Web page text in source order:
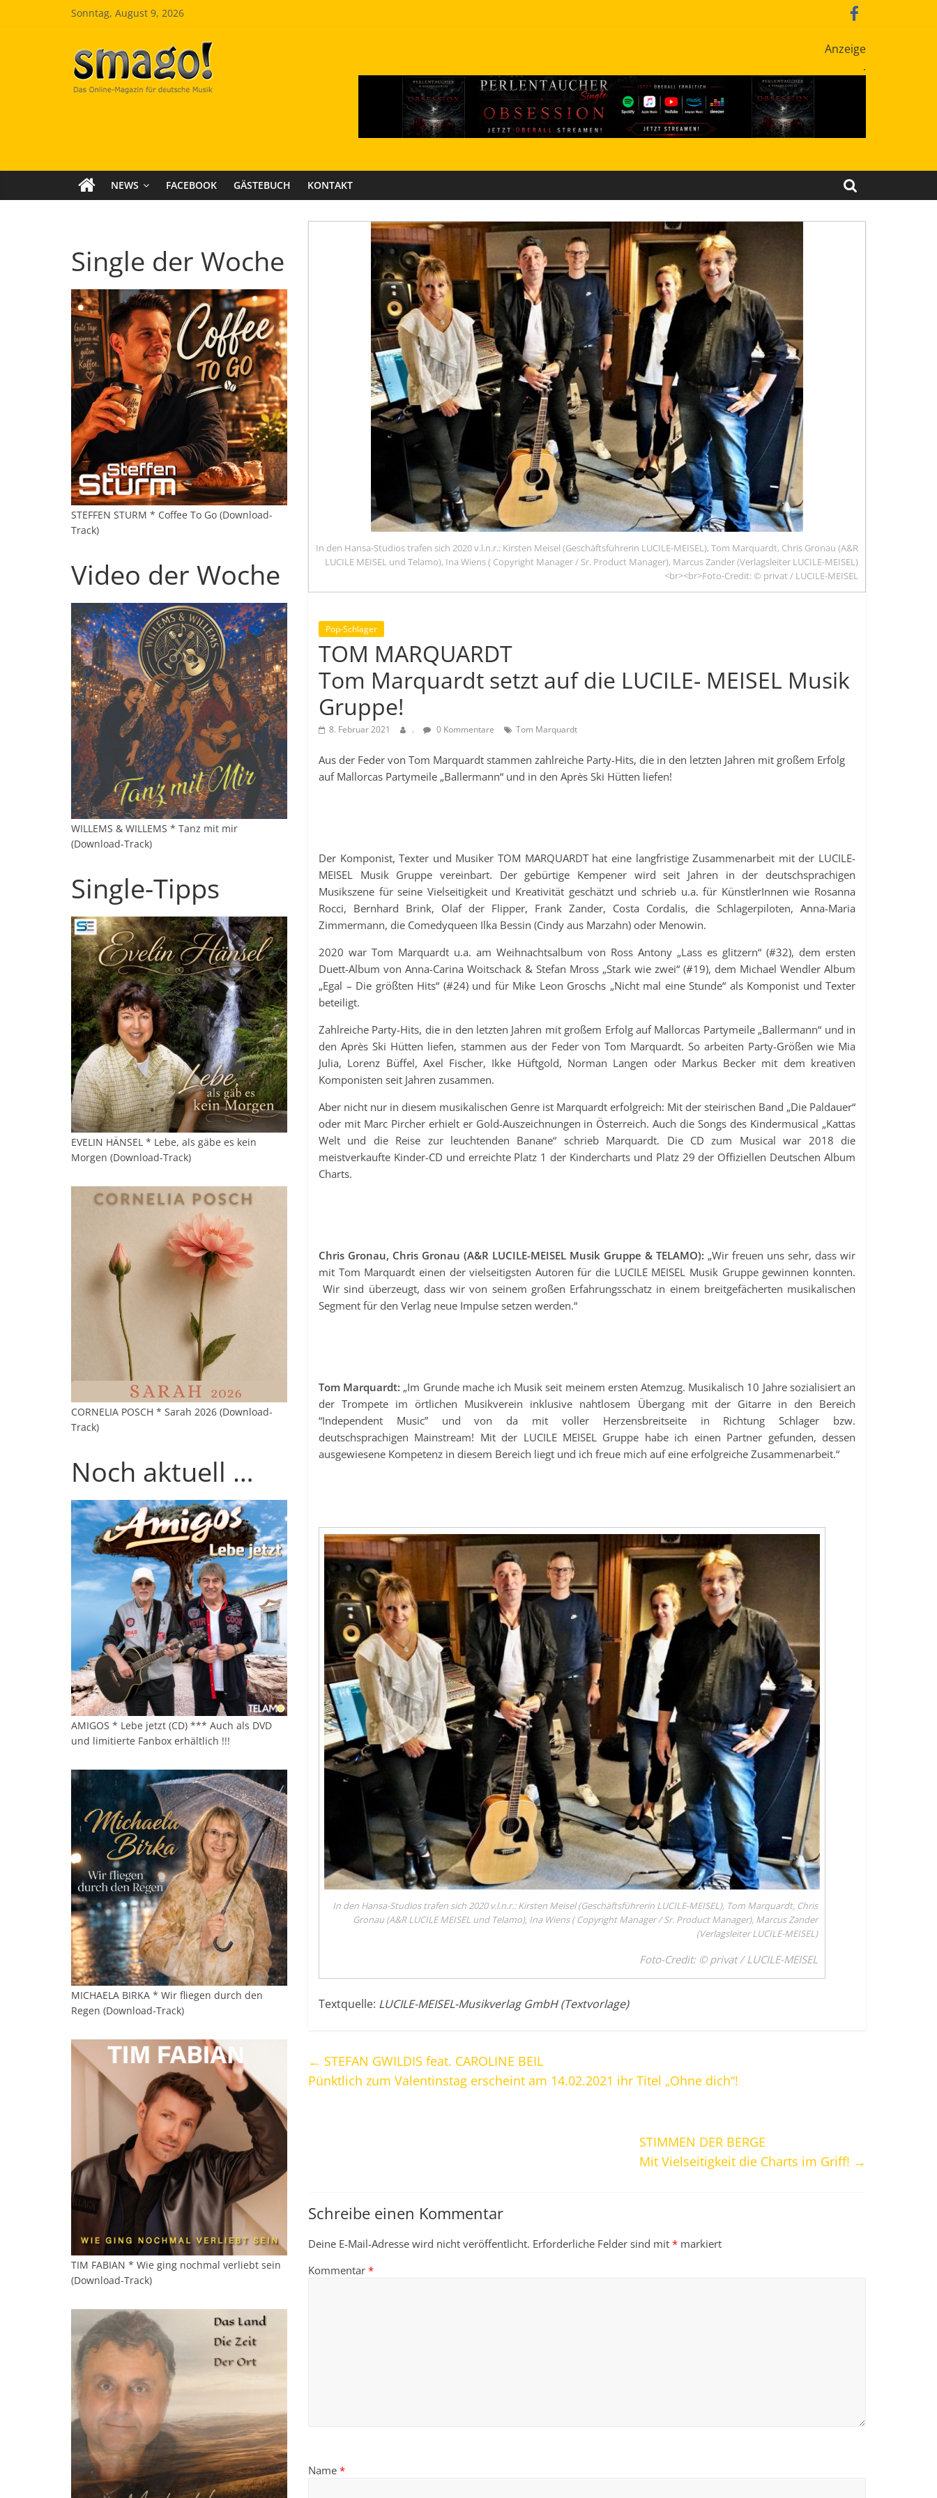
Sonntag, August 9, 2026
Smago
SchlagerMAGazinOnline
Anzeige
.
NEWS FACEBOOK GÄSTEBUCH KONTAKT
In den Hansa-Studios trafen sich 2020 v.l.n.r.: Kirsten Meisel (Geschäftsführerin LUCILE-MEISEL), Tom Marquardt, Chris Gronau (A&R
LUCILE MEISEL und Telamo), Ina Wiens ( Copyright Manager / Sr. Product Manager), Marcus Zander (Verlagsleiter LUCILE-MEISEL)
<br><br>Foto-Credit: © privat / LUCILE-MEISEL
Pop-Schlager
TOM MARQUARDT
Tom Marquardt setzt auf die LUCILE- MEISEL Musik
Gruppe!
8. Februar 2021 . 0 Kommentare Tom Marquardt
Aus der Feder von Tom Marquardt stammen zahlreiche Party-Hits, die in den letzten Jahren mit großem Erfolg
auf Mallorcas Partymeile „Ballermann“ und in den Après Ski Hütten liefen!
Der Komponist, Texter und Musiker TOM MARQUARDT hat eine langfristige Zusammenarbeit mit der LUCILE-
MEISEL Musik Gruppe vereinbart. Der gebürtige Kempener wird seit Jahren in der deutschsprachigen
Musikszene für seine Vielseitigkeit und Kreativität geschätzt und schrieb u.a. für KünstlerInnen wie Rosanna
Rocci, Bernhard Brink, Olaf der Flipper, Frank Zander, Costa Cordalis, die Schlagerpiloten, Anna-Maria
Zimmermann, die Comedyqueen Ilka Bessin (Cindy aus Marzahn) oder Menowin.
2020 war Tom Marquardt u.a. am Weihnachtsalbum von Ross Antony „Lass es glitzern“ (#32), dem ersten
Duett-Album von Anna-Carina Woitschack & Stefan Mross „Stark wie zwei“ (#19), dem Michael Wendler Album
„Egal – Die größten Hits“ (#24) und für Mike Leon Groschs „Nicht mal eine Stunde“ als Komponist und Texter
beteiligt.
Zahlreiche Party-Hits, die in den letzten Jahren mit großem Erfolg auf Mallorcas Partymeile „Ballermann“ und in
den Après Ski Hütten liefen, stammen aus der Feder von Tom Marquardt. So arbeiten Party-Größen wie Mia
Julia, Lorenz Büffel, Axel Fischer, Ikke Hüftgold, Norman Langen oder Markus Becker mit dem kreativen
Komponisten seit Jahren zusammen.
Aber nicht nur in diesem musikalischen Genre ist Marquardt erfolgreich: Mit der steirischen Band „Die Paldauer“
oder mit Marc Pircher erhielt er Gold-Auszeichnungen in Österreich. Auch die Songs des Kindermusical „Kattas
Welt und die Reise zur leuchtenden Banane“ schrieb Marquardt. Die CD zum Musical war 2018 die
meistverkaufte Kinder-CD und erreichte Platz 1 der Kindercharts und Platz 29 der Offiziellen Deutschen Album
Charts.
Chris Gronau, Chris Gronau (A&R LUCILE-MEISEL Musik Gruppe & TELAMO): „Wir freuen uns sehr, dass wir
mit Tom Marquardt einen der vielseitigsten Autoren für die LUCILE MEISEL Musik Gruppe gewinnen konnten.
Wir sind überzeugt, dass wir von seinem großen Erfahrungsschatz in einem breitgefächerten musikalischen
Segment für den Verlag neue Impulse setzen werden.“
Tom Marquardt: „Im Grunde mache ich Musik seit meinem ersten Atemzug. Musikalisch 10 Jahre sozialisiert an
der Trompete im örtlichen Musikverein inklusive nahtlosem Übergang mit der Gitarre in den Bereich
“Independent Music” und von da mit voller Herzensbreitseite in Richtung Schlager bzw.
deutschsprachigen Mainstream! Mit der LUCILE MEISEL Gruppe habe ich einen Partner gefunden, dessen
ausgewiesene Kompetenz in diesem Bereich liegt und ich freue mich auf eine erfolgreiche Zusammenarbeit.“
In den Hansa-Studios trafen sich 2020 v.l.n.r.: Kirsten Meisel (Geschäftsführerin LUCILE-MEISEL), Tom Marquardt, Chris
Gronau (A&R LUCILE MEISEL und Telamo), Ina Wiens ( Copyright Manager / Sr. Product Manager), Marcus Zander
(Verlagsleiter LUCILE-MEISEL)
Foto-Credit: © privat / LUCILE-MEISEL
Textquelle: LUCILE-MEISEL-Musikverlag GmbH (Textvorlage)
← STEFAN GWILDIS feat. CAROLINE BEIL
Pünktlich zum Valentinstag erscheint am 14.02.2021 ihr Titel „Ohne dich“!
STIMMEN DER BERGE
Mit Vielseitigkeit die Charts im Griff! →
Schreibe einen Kommentar
Deine E-Mail-Adresse wird nicht veröffentlicht. Erforderliche Felder sind mit * markiert
Kommentar *
Name *
Single der Woche
STEFFEN STURM * Coffee To Go (Download-
Track)
Video der Woche
WILLEMS & WILLEMS * Tanz mit mir
(Download-Track)
Single-Tipps
EVELIN HÄNSEL * Lebe, als gäbe es kein
Morgen (Download-Track)
CORNELIA POSCH * Sarah 2026 (Download-
Track)
Noch aktuell …
AMIGOS * Lebe jetzt (CD) *** Auch als DVD
und limitierte Fanbox erhältlich !!!
MICHAELA BIRKA * Wir fliegen durch den
Regen (Download-Track)
TIM FABIAN * Wie ging nochmal verliebt sein
(Download-Track)